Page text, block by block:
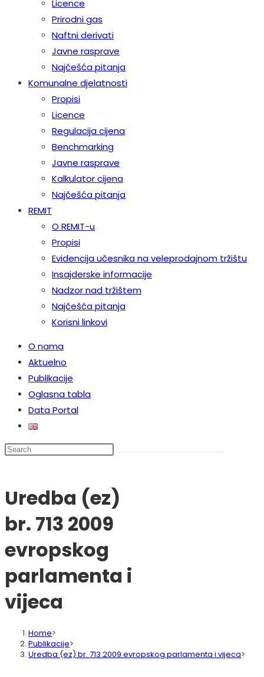
Licence
Prirodni gas
Naftni derivati
Javne rasprave
Najčešća pitanja
Komunalne djelatnosti
Propisi
Licence
Regulacija cijena
Benchmarking
Javne rasprave
Kalkulator cijena
Najčešća pitanja
REMIT
O REMIT-u
Propisi
Evidencija učesnika na veleprodajnom tržištu
Insajderske informacije
Nadzor nad tržištem
Najčešća pitanja
Korisni linkovi
O nama
Aktuelno
Publikacije
Oglasna tabla
Data Portal
Search
Uredba (ez)
br. 713 2009
evropskog
parlamenta i
vijeca
Home>
Publikacije>
Uredba (ez) br. 713 2009 evropskog parlamenta i vijeca>